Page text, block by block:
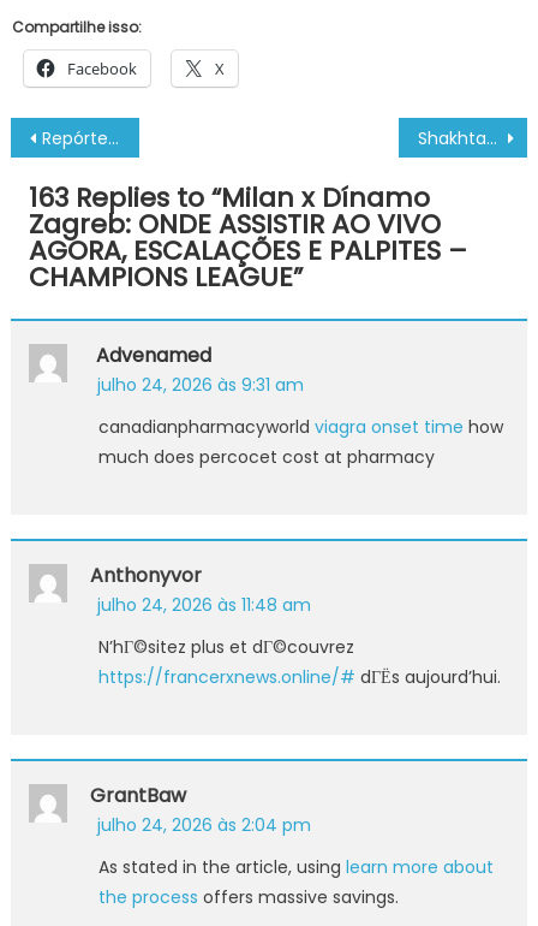
Compartilhe isso:
Facebook X
Navegação
de
Post
Repórter da Globo pede orações na luta contra o câncer: ‘Só quero ir pra casa’ Shakhtar Donetsk x Celtic: ONDE ASSISTIR AO VIVO HOJE, ESCALAÇÕES E PALPITES – LIGA DOS CAMPEÕES
163 Replies to “Milan x Dínamo
Zagreb: ONDE ASSISTIR AO VIVO
AGORA, ESCALAÇÕES E PALPITES –
CHAMPIONS LEAGUE”
Advenamed
julho 24, 2026 às 9:31 am
canadianpharmacyworld viagra onset time how
much does percocet cost at pharmacy
Anthonyvor
julho 24, 2026 às 11:48 am
N’hГ©sitez plus et dГ©couvrez
https://francerxnews.online/# dГЁs aujourd’hui.
GrantBaw
julho 24, 2026 às 2:04 pm
As stated in the article, using learn more about
the process offers massive savings.